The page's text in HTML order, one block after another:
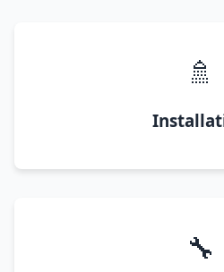
🚿
🔧